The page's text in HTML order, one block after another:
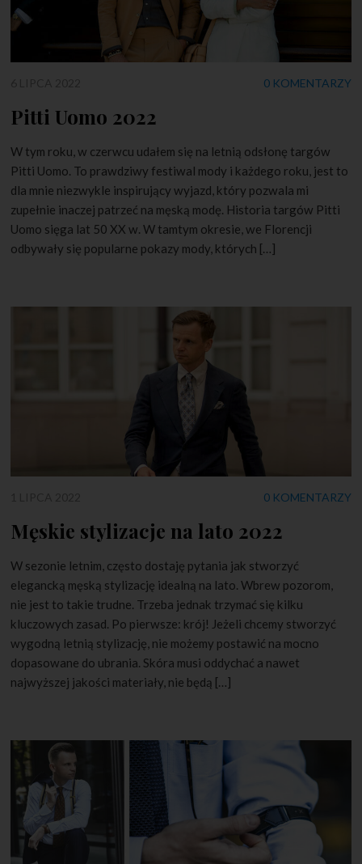
0 KOMENTARZY
Pitti Uomo 2022
W tym roku, w czerwcu udałem się na letnią odsłonę targów
Pitti Uomo. To prawdziwy festiwal mody i każdego roku, jest to
dla mnie niezwykle inspirujący wyjazd, który pozwala mi
zupełnie inaczej patrzeć na męską modę. Historia targów Pitti
Uomo sięga lat 50 XX w. W tamtym okresie, we Florencji
odbywały się popularne pokazy mody, których […]
0 KOMENTARZY
Męskie stylizacje na lato 2022
W sezonie letnim, często dostaję pytania jak stworzyć
elegancką męską stylizację idealną na lato. Wbrew pozorom,
nie jest to takie trudne. Trzeba jednak trzymać się kilku
kluczowych zasad. Po pierwsze: krój! Jeżeli chcemy stworzyć
wygodną letnią stylizację, nie możemy postawić na mocno
dopasowane do ubrania. Skóra musi oddychać a nawet
najwyższej jakości materiały, nie będą […]